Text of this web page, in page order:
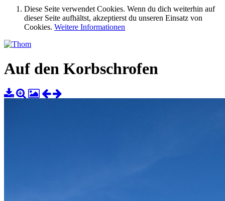
Diese Seite verwendet Cookies. Wenn du dich weiterhin auf
dieser Seite aufhältst, akzeptierst du unseren Einsatz von
Cookies. Weitere Informationen
Auf den Korbschrofen